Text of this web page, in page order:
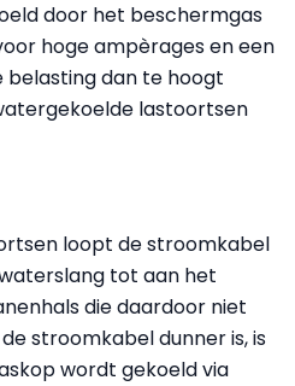
door het beschermgas
hoge ampèrages en een
belasting dan te hoogt
lastoortsen
loopt de stroomkabel
tot aan het
die daardoor niet
stroomkabel dunner is, is
wordt gekoeld via